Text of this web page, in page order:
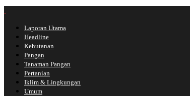
Laporan Utama
Headline
Kehutanan
Pangan
Tanaman Pangan
Pertanian
Iklim & Lingkungan
Umum